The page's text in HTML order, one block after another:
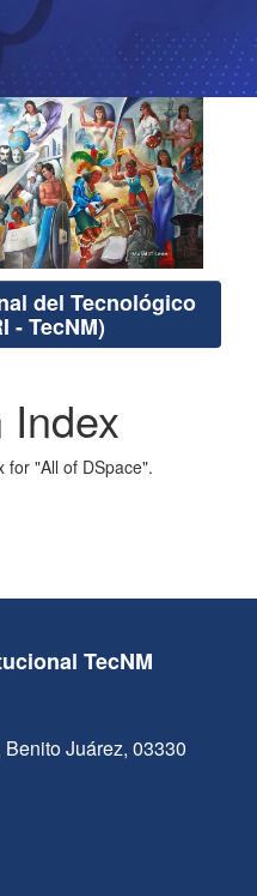
del Tecnológico
- TecNM)
Index
for "All of DSpace".
TecNM
Juárez, 03330